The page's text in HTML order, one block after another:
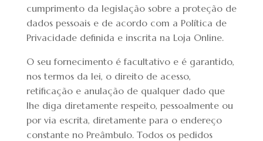
cumprimento da legislação sobre a proteção de
dados pessoais e de acordo com a Política de
Privacidade definida e inscrita na Loja Online.
O seu fornecimento é facultativo e é garantido,
nos termos da lei, o direito de acesso,
retificação e anulação de qualquer dado que
lhe diga diretamente respeito, pessoalmente ou
por via escrita, diretamente para o endereço
constante no Preâmbulo. Todos os pedidos